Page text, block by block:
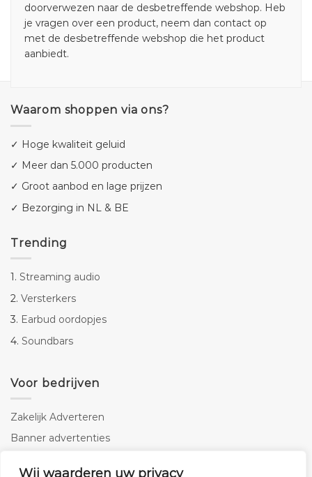
Wij waarderen uw privacy
doorverwezen naar de desbetreffende webshop. Heb
je vragen over een product, neem dan contact op
met de desbetreffende webshop die het product
aanbiedt.
Waarom shoppen via ons?
✓ Hoge kwaliteit geluid
✓ Meer dan 5.000 producten
✓ Groot aanbod en lage prijzen
✓ Bezorging in NL & BE
Trending
1. Streaming audio
2. Versterkers
3. Earbud oordopjes
4. Soundbars
Voor bedrijven
Zakelijk Adverteren
Banner advertenties